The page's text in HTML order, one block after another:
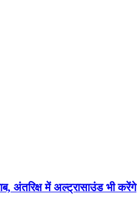
अंतरिक्ष में अल्ट्रासाउंड भी करेंगे